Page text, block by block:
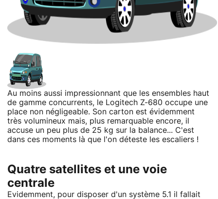
Au moins aussi impressionnant que les ensembles haut
de gamme concurrents, le Logitech Z-680 occupe une
place non négligeable. Son carton est évidemment
très volumineux mais, plus remarquable encore, il
accuse un peu plus de 25 kg sur la balance... C'est
dans ces moments là que l'on déteste les escaliers !
Quatre satellites et une voie
centrale
Evidemment, pour disposer d'un système 5.1 il fallait